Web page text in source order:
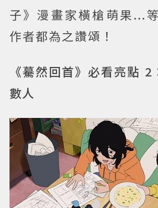
子》漫畫家橫槍萌果...
作者都為之讚頌！
《驀然回首》必看亮點
數人